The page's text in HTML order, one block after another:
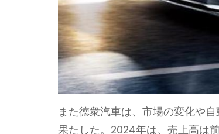
また徳衆汽車は、市場の変化や
果たした。2024年は、売上高は